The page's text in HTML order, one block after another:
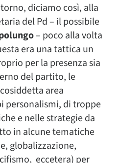
diciamo così, alla
del Pd – il possibile
– poco alla volta
era una tattica un
per la presenza sia
del partito, le
area
personalismi, di troppe
e nelle strategie da
in alcune tematiche
globalizzazione,
eccetera) per